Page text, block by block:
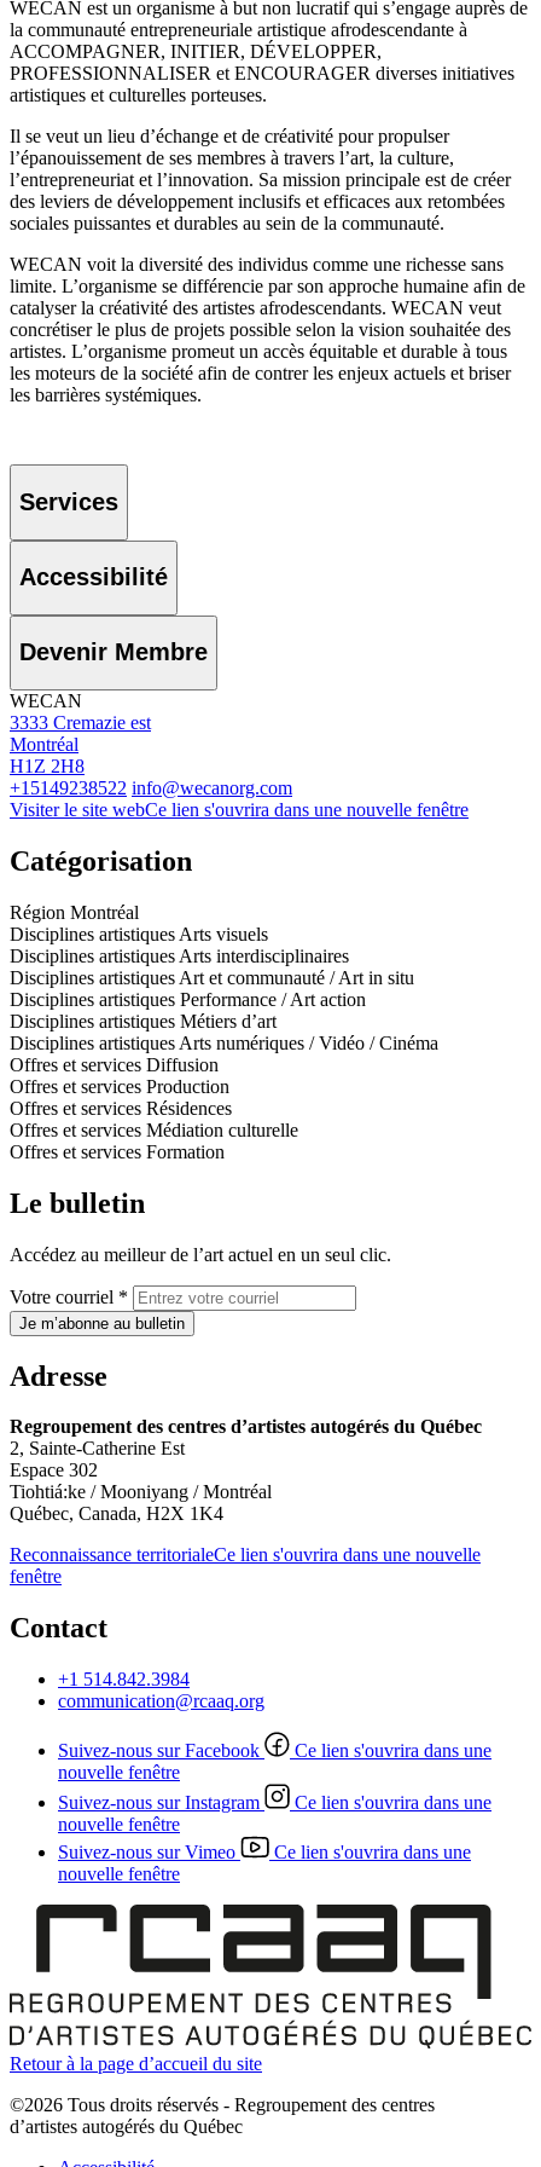
WECAN est un organisme à but non lucratif qui s’engage auprès de
la communauté entrepreneuriale artistique afrodescendante à
ACCOMPAGNER, INITIER, DÉVELOPPER,
PROFESSIONNALISER et ENCOURAGER diverses initiatives
artistiques et culturelles porteuses.
Il se veut un lieu d’échange et de créativité pour propulser
l’épanouissement de ses membres à travers l’art, la culture,
l’entrepreneuriat et l’innovation. Sa mission principale est de créer
des leviers de développement inclusifs et efficaces aux retombées
sociales puissantes et durables au sein de la communauté.
WECAN voit la diversité des individus comme une richesse sans
limite. L’organisme se différencie par son approche humaine afin de
catalyser la créativité des artistes afrodescendants. WECAN veut
concrétiser le plus de projets possible selon la vision souhaitée des
artistes. L’organisme promeut un accès équitable et durable à tous
les moteurs de la société afin de contrer les enjeux actuels et briser
les barrières systémiques.
Services
Accessibilité
Devenir Membre
WECAN
3333 Cremazie est
Montréal
H1Z 2H8
+15149238522 info@wecanorg.com
Visiter le site webCe lien s'ouvrira dans une nouvelle fenêtre
Catégorisation
Région Montréal
Disciplines artistiques Arts visuels
Disciplines artistiques Arts interdisciplinaires
Disciplines artistiques Art et communauté / Art in situ
Disciplines artistiques Performance / Art action
Disciplines artistiques Métiers d’art
Disciplines artistiques Arts numériques / Vidéo / Cinéma
Offres et services Diffusion
Offres et services Production
Offres et services Résidences
Offres et services Médiation culturelle
Offres et services Formation
Le bulletin
Accédez au meilleur de l’art actuel en un seul clic.
Votre courriel *
Je m’abonne au bulletin
Adresse
Regroupement des centres d’artistes autogérés du Québec
2, Sainte-Catherine Est
Espace 302
Tiohtiá:ke / Mooniyang / Montréal
Québec, Canada, H2X 1K4
Reconnaissance territorialeCe lien s'ouvrira dans une nouvelle
fenêtre
Contact
+1 514.842.3984
communication@rcaaq.org
Suivez-nous sur Facebook
Ce lien s'ouvrira dans une
nouvelle fenêtre
Suivez-nous sur Instagram
Ce lien s'ouvrira dans une
nouvelle fenêtre
Suivez-nous sur Vimeo
Ce lien s'ouvrira dans une
nouvelle fenêtre
Retour à la page d’accueil du site
©2026 Tous droits réservés - Regroupement des centres
d’artistes autogérés du Québec